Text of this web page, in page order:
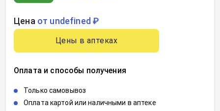
Цена от undefined ₽
Цены в аптеках
Оплата и способы получения
Только самовывоз
Оплата картой или наличными в аптеке